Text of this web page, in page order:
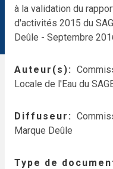
à la validation du
d'activités 2015 du
Deûle - Septembre
Auteur(s)
Locale de l'Eau du
Diffuseur
Marque Deûle
Type de